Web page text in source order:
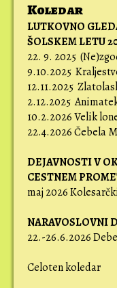
Koledar
LUTKOVNO
ŠOLSKEM LETU
22. 9. 2025
9.10.2025
12.11.2025
2.12.2025
10.2.2026 Velik
22.4.2026 Čebela
DEJAVNOSTI V
CESTNEM
maj 2026
NARAVOSLOVNI
22.-26.6.2026
Celoten koledar